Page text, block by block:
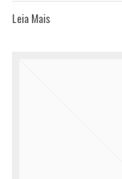
Leia Mais